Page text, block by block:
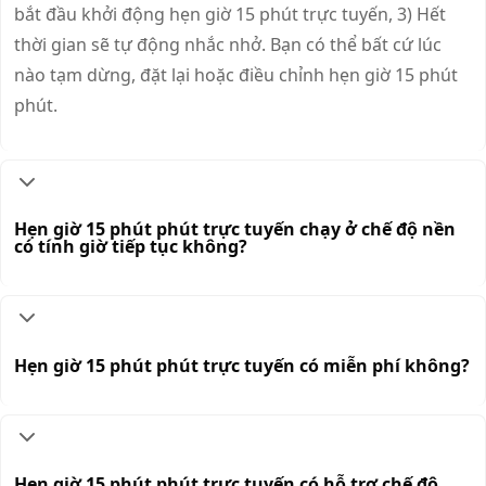
bắt đầu khởi động hẹn giờ 15 phút trực tuyến, 3) Hết
thời gian sẽ tự động nhắc nhở. Bạn có thể bất cứ lúc
nào tạm dừng, đặt lại hoặc điều chỉnh hẹn giờ 15 phút
phút.
Hẹn giờ 15 phút phút trực tuyến chạy ở chế độ nền
có tính giờ tiếp tục không?
Hẹn giờ 15 phút phút trực tuyến có miễn phí không?